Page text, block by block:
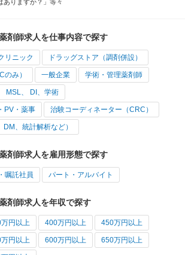
ありますか？」等々
剤師求人を仕事内容で探す
リニック ドラッグストア（調剤併設）
のみ） 一般企業 学術・管理薬剤師
MSL、 DI、学術
PV・薬事 治験コーディネーター（CRC）
、統計解析など）
剤師求人を雇用形態で探す
嘱託社員 パート・アルバイト
剤師求人を年収で探す
円以上 400万円以上 450万円以上
円以上 600万円以上 650万円以上